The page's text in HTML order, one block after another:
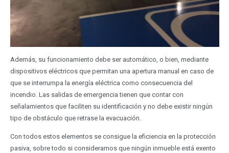
Además, su funcionamiento debe ser automático, o bien, mediante
dispositivos eléctricos que permitan una apertura manual en caso de
que se interrumpa la energía eléctrica como consecuencia del
incendio. Las salidas de emergencia tienen que contar con
señalamientos que faciliten su identificación y no debe existir ningún
tipo de obstáculo que retrase la evacuación.
Con todos estos elementos se consigue la eficiencia en la protección
pasiva, sobre todo si consideramos que ningún inmueble está exento